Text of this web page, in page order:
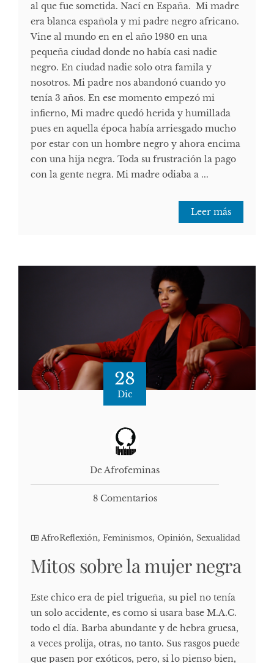
al que fue sometida. Nací en España. Mi madre
era blanca española y mi padre negro africano.
Vine al mundo en en el año 1980 en una
pequeña ciudad donde no había casi nadie
negro. En ciudad nadie solo otra famila y
nosotros. Mi padre nos abandonó cuando yo
tenía 3 años. En ese momento empezó mi
infierno, Mi madre quedó herida y humillada
pues en aquella época había arriesgado mucho
por estar con un hombre negro y ahora encima
con una hija negra. Toda su frustración la pago
con la gente negra. Mi madre odiaba a ...
Leer más
28
Dic
De Afrofeminas
8 Comentarios
AfroReflexión, Feminismos, Opinión, Sexualidad
Mitos sobre la mujer negra
Este chico era de piel trigueña, su piel no tenía
un solo accidente, es como si usara base M.A.C.
todo el día. Barba abundante y de hebra gruesa,
a veces prolija, otras, no tanto. Sus rasgos puede
que pasen por exóticos, pero, si lo pienso bien,